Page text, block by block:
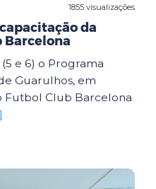
1855 visualizações
da
Barcelona
e 6) o Programa
Guarulhos, em
Futbol Club Barcelona